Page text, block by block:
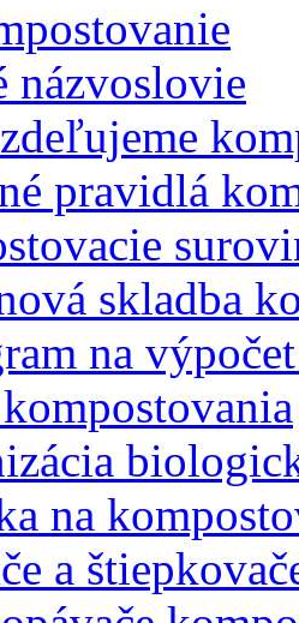
názvoslovie
pravidlá
skladba
na
na
a